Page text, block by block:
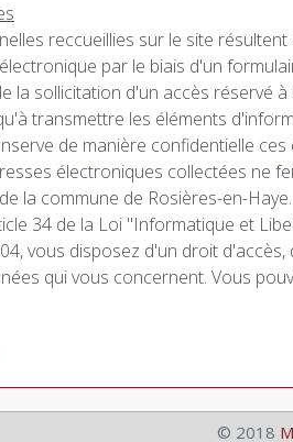
reccueillies sur le site
par le biais d'un
la sollicitation d'un accès réservé
transmettre les éléments
de manière confidentielle
électroniques collectées ne
la commune de Rosières-en-Haye.
34 de la Loi "Informatique et
vous disposez d'un droit
qui vous concernent. Vous
© 2018